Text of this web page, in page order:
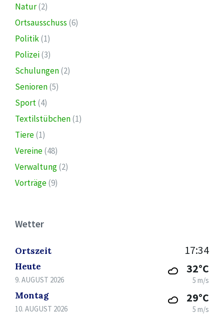
Natur(2)
Ortsausschuss (6)
Politik(1)
Polizei(3)
Schulungen(2)
Senioren(5)
Sport(4)
Textilstübchen(1)
Tiere(1)
Vereine(48)
Verwaltung(2)
Vorträge(9)
Wetter
Ortszeit 17:34
Heute
9. AUGUST 2026
32°C
5 m/s
Montag
10. AUGUST 2026
29°C
5 m/s